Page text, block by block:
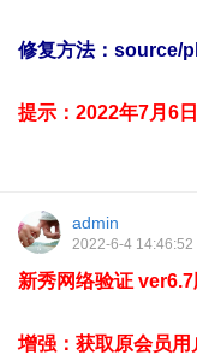
修复方法：source/
提示：2022年7月6
admin
2022-6-4 14:46:52
新秀网络验证
增强：获取原会员用